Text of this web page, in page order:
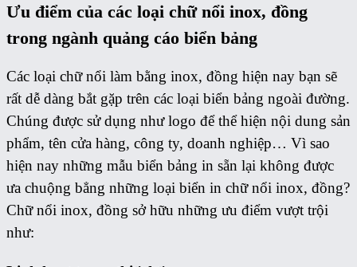
Ưu điểm của các loại chữ nổi inox, đồng
trong ngành quảng cáo biển bảng
Các loại chữ nổi làm bằng inox, đồng hiện nay bạn sẽ
rất dễ dàng bắt gặp trên các loại biển bảng ngoài đường.
Chúng được sử dụng như logo để thể hiện nội dung sản
phẩm, tên cửa hàng, công ty, doanh nghiệp… Vì sao
hiện nay những mẫu biển bảng in sẵn lại không được
ưa chuộng bẳng những loại biển in chữ nổi inox, đồng?
Chữ nổi inox, đồng sở hữu những ưu điểm vượt trội
như: